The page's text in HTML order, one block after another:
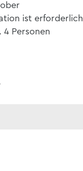
ist erforderlich
4 Personen